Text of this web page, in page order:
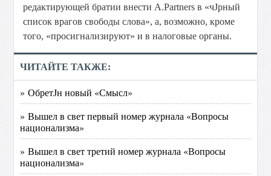
редактирующей братии внести A.Partners в «чЈрный
список врагов свободы слова», а, возможно, кроме
того, «просигнализируют» и в налоговые органы.
ЧИТАЙТЕ ТАКЖЕ:
» ОбретЈн новый «Смысл»
» Вышел в свет первый номер журнала «Вопросы
национализма»
» Вышел в свет третий номер журнала «Вопросы
национализма»